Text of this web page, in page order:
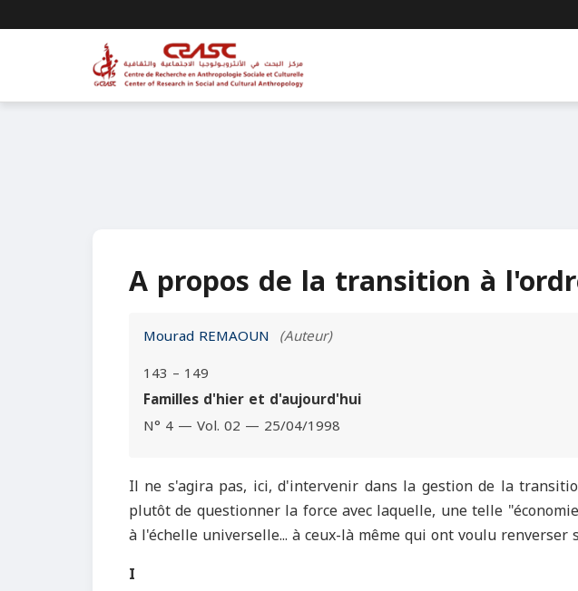
A propos de la transition à
Mourad REMAOUN (Auteur)
143 – 149
Familles d'hier et d'aujourd'hui
N° 4 — Vol. 02 — 25/04/1998
Il ne s'agira pas, ici, d'intervenir dans la gestion de la
plutôt de questionner la force avec laquelle, une telle
à l'échelle universelle... à ceux-là même qui ont voulu renverser
I